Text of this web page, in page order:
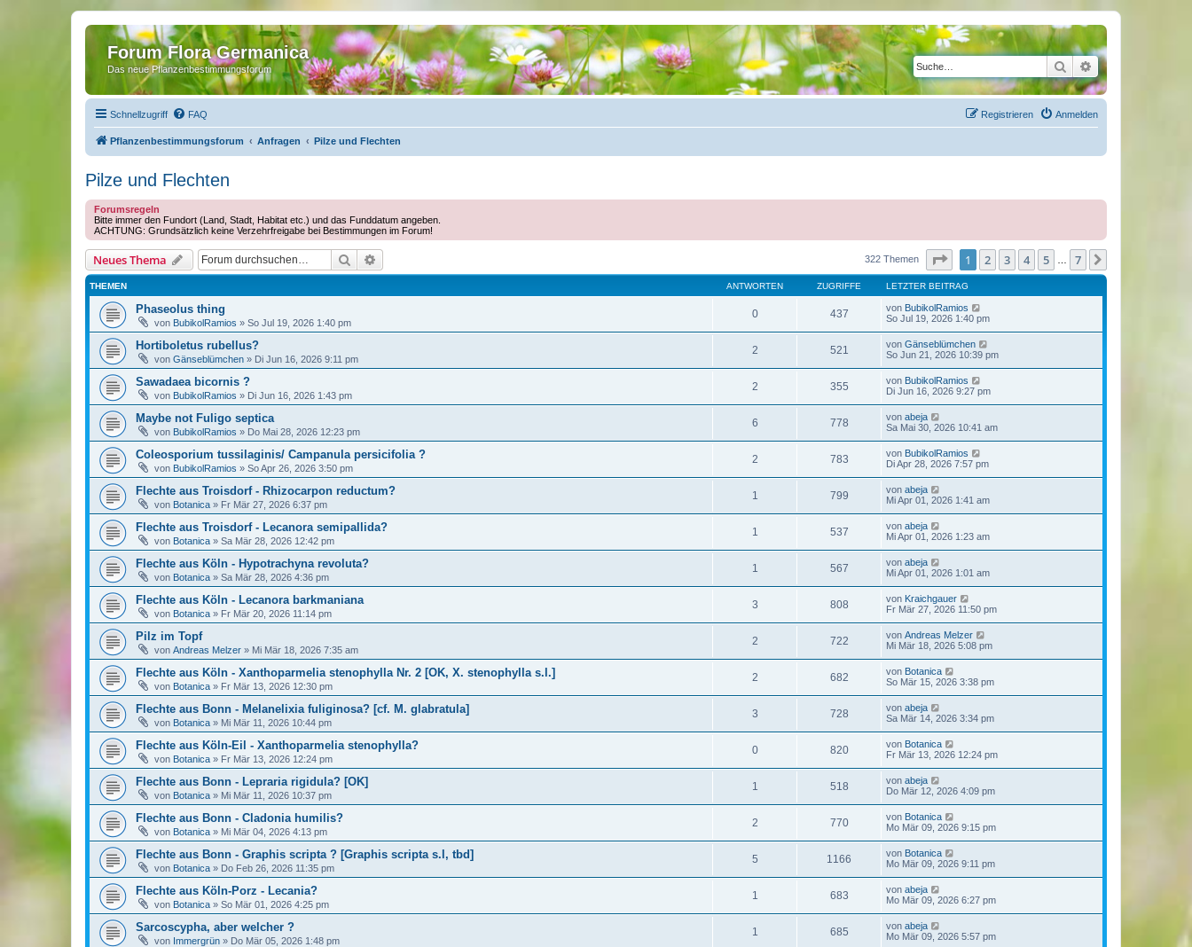
Forum Flora Germanica
Das neue Pflanzenbestimmungsforum SucheErweiterte Suche
Schnellzugriff FAQ Anmelden
Registrieren
Pflanzenbestimmungsforum Anfragen Pilze und Flechten
Pilze und Flechten
Forumsregeln
Bitte immer den Fundort (Land, Stadt, Habitat etc.) und das Funddatum angeben.
ACHTUNG: Grundsätzlich keine Verzehrfreigabe bei Bestimmungen im Forum!
Neues Thema Suche 322 Themen Seite von7
1 2 3 4 5 7
THEMEN ANTWORTEN ZUGRIFFE LETZTER BEITRAG
Phaseolus thing
von BubikolRamios » So Jul 19, 2026 1:40 pm
0 437 von BubikolRamios
So Jul 19, 2026 1:40 pm
Hortiboletus rubellus?
von Gänseblümchen » Di Jun 16, 2026 9:11 pm
2 521 von Gänseblümchen
So Jun 21, 2026 10:39 pm
Sawadaea bicornis ?
von BubikolRamios » Di Jun 16, 2026 1:43 pm
2 355 von BubikolRamios
Di Jun 16, 2026 9:27 pm
Maybe not Fuligo septica
von BubikolRamios » Do Mai 28, 2026 12:23 pm
6 778 von abeja
Sa Mai 30, 2026 10:41 am
Coleosporium tussilaginis/ Campanula persicifolia ?
von BubikolRamios » So Apr 26, 2026 3:50 pm
2 783 von BubikolRamios
Di Apr 28, 2026 7:57 pm
Flechte aus Troisdorf - Rhizocarpon reductum?
von Botanica » Fr Mär 27, 2026 6:37 pm
1 799 von abeja
Mi Apr 01, 2026 1:41 am
Flechte aus Troisdorf - Lecanora semipallida?
von Botanica » Sa Mär 28, 2026 12:42 pm
1 537 von abeja
Mi Apr 01, 2026 1:23 am
Flechte aus Köln - Hypotrachyna revoluta?
von Botanica » Sa Mär 28, 2026 4:36 pm
1 567 von abeja
Mi Apr 01, 2026 1:01 am
Flechte aus Köln - Lecanora barkmaniana
von Botanica » Fr Mär 20, 2026 11:14 pm
3 808 von Kraichgauer
Fr Mär 27, 2026 11:50 pm
Pilz im Topf
von Andreas Melzer » Mi Mär 18, 2026 7:35 am
2 722 von Andreas Melzer
Mi Mär 18, 2026 5:08 pm
Flechte aus Köln - Xanthoparmelia stenophylla Nr. 2 [OK, X. stenophylla s.l.]
von Botanica » Fr Mär 13, 2026 12:30 pm
2 682 von Botanica
So Mär 15, 2026 3:38 pm
Flechte aus Bonn - Melanelixia fuliginosa? [cf. M. glabratula]
von Botanica » Mi Mär 11, 2026 10:44 pm
3 728 von abeja
Sa Mär 14, 2026 3:34 pm
Flechte aus Köln-Eil - Xanthoparmelia stenophylla?
von Botanica » Fr Mär 13, 2026 12:24 pm
0 820 von Botanica
Fr Mär 13, 2026 12:24 pm
Flechte aus Bonn - Lepraria rigidula? [OK]
von Botanica » Mi Mär 11, 2026 10:37 pm
1 518 von abeja
Do Mär 12, 2026 4:09 pm
Flechte aus Bonn - Cladonia humilis?
von Botanica » Mi Mär 04, 2026 4:13 pm
2 770 von Botanica
Mo Mär 09, 2026 9:15 pm
Flechte aus Bonn - Graphis scripta ? [Graphis scripta s.l, tbd]
von Botanica » Do Feb 26, 2026 11:35 pm
5 1166 von Botanica
Mo Mär 09, 2026 9:11 pm
Flechte aus Köln-Porz - Lecania?
von Botanica » So Mär 01, 2026 4:25 pm
1 683 von abeja
Mo Mär 09, 2026 6:27 pm
Sarcoscypha, aber welcher ?
von Immergrün » Do Mär 05, 2026 1:48 pm
1 685 von abeja
Mo Mär 09, 2026 5:57 pm